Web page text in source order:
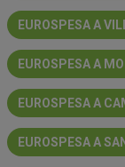
EUROSPESA A
EUROSPESA A
EUROSPESA A
EUROSPESA A